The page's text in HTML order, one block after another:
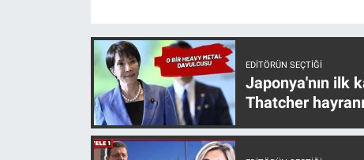
EDITÖRÜN SEÇTIĞI
Japonya'nın ilk
Thatcher